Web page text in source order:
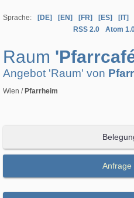
Sprache: [DE] [EN] [FR] [ES] [IT]
RSS 2.0
Atom
Raum
Angebot 'Raum' von
Wien / Pfarrheim
Anfrage